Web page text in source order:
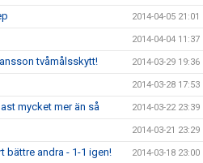
2014-04-05 21:01
2014-04-04 11:37
tvåmålsskytt! 2014-03-29 19:36
2014-03-28 17:53
mycket mer än så 2014-03-22 23:39
2014-03-21 23:29
bättre andra - 1-1 igen! 2014-03-18 23:00